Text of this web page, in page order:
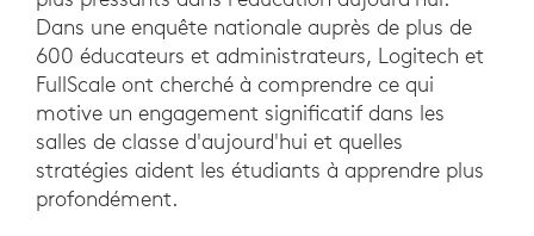
Dans une enquête nationale auprès de plus de
600 éducateurs et administrateurs, Logitech et
FullScale ont cherché à comprendre ce qui
motive un engagement significatif dans les
salles de classe d'aujourd'hui et quelles
stratégies aident les étudiants à apprendre plus
profondément.